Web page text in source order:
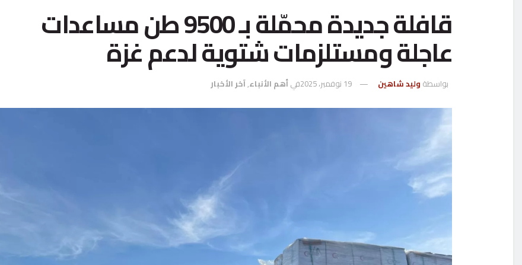
قافلة جديدة محمّلة بـ 9500 طن مساعدات
عاجلة ومستلزمات شتوية لدعم غزة
بواسطة وليد شاهين 19 نوفمبر، 2025 فيأهم الأنباء,آخر الأخبار